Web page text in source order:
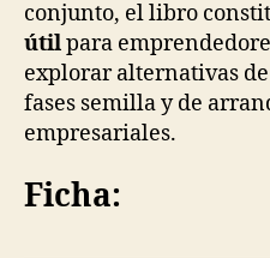
conjunto, el libro
útilpara
explorar alternativas
fases semilla y de
empresariales.
Ficha: